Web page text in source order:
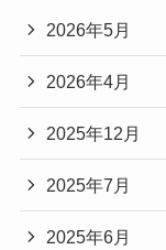
2026年5月
2026年4月
2025年12月
2025年7月
2025年6月